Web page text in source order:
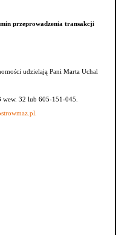
przeprowadzenia transakcji
udzielają Pani Marta Uchal
32 lub 605-151-045.